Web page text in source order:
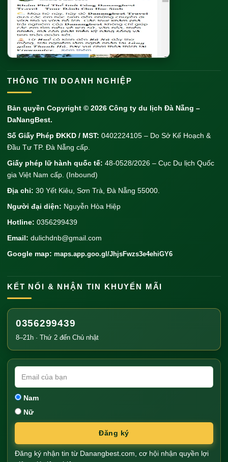
THÔNG TIN DOANH NGHIỆP
Bản quyền Copyright © 2026 Công ty du lịch Đà Nẵng –
DaNangBest.
Số Giấy Phép ĐKKD / MST: 0402224105 – Do Sở Kế Hoạch &
Đầu Tư TP. Đà Nẵng cấp.
Giấy phép lữ hành quốc tế: 48-0528/2026 – Cục Du lịch Quốc
gia Việt Nam cấp. (Inbound)
Địa chỉ: 30 Yết Kiêu, Sơn Trà, Đà Nẵng 55000.
Người đại diện: Nguyễn Hòa Hiệp
Hotline: 0356299439
Email: dulichdnb@gmail.com
Google map: maps.app.goo.gl/JhjsFwzs3e4ehiGY6
KẾT NỐI & NHẬN TIN KHUYẾN MÃI
0356299439
8–21h · Thứ 2 đến Chủ nhật
Nam
Nữ
Đăng ký
Đăng ký nhận tin từ Danangbest.com, cơ hội nhận quyền lợi